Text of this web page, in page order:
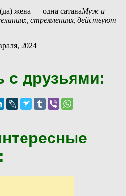
жена — одна сатанаМуж и
стремлениях, действуют
2024
с друзьями: